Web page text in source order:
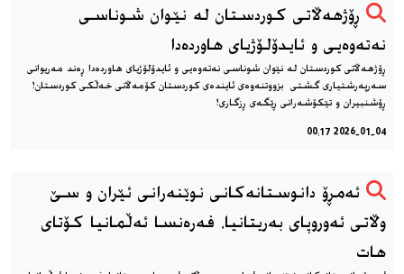
ڕۆژهەڵاتی کوردستان لە نێوان شوناسی
نەتەوەیی و ئایدۆلۆژیای هاوردەدا
ڕۆژهەڵاتی کوردستان لە نێوان شوناسی نەتەوەیی و ئایدۆلۆژیای هاوردەدا ڕەند مەریوانی
سەرپەرشتیاری گشتی بزووتنەوەی ئایندەی کوردستان کۆمەڵانی خەڵکی کوردستان!
ڕۆشنبیران و تێکۆشەرانی ڕێگەی ڕزگاری!
2026-01-04 00:17
ئەمڕۆ دانوستانەکانی نوێنەرانی ئێران و سێ
وڵاتی ئەوروپای بەریتانیا، فەرەنسا ئەڵمانیا کۆتای
هات